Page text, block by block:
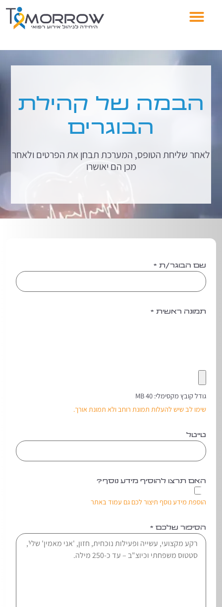
הבמה של קהילת
הבוגרים
לאחר שליחת הטופס, המערכת תבחן את הפרטים ולאחר
מכן הם יאושרו
שם הבוגר/ת *
תמונה ראשית *
גודל קובץ מקסימלי: 40 MB
שימו לב שיש להעלות תמונת רוחב ולא תמונת אורך.
טייטל
האם תרצו להוסיף מידע נוסף?
הוספת מידע נוסף תיצור לכם גם עמוד באתר
הסיפור שלכם *